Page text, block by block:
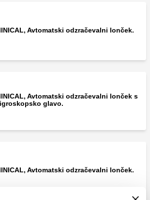
Avtomatski odzračevalni lonček.
Avtomatski odzračevalni lonček s
glavo.
Avtomatski odzračevalni lonček.